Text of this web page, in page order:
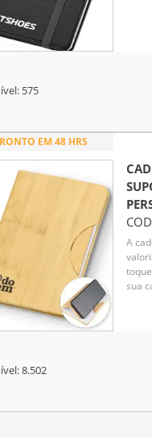
575
EM 48 HRS
A
sua
8.502